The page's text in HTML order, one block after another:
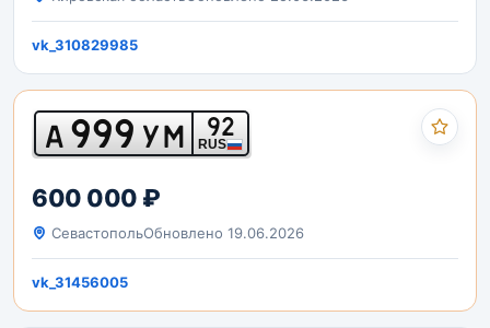
vk_310829985
А999 УМ 92
RUS
600 000 ₽
СевастопольОбновлено 19.06.2026
vk_31456005